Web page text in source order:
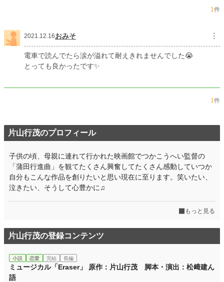
24h.ポイント 0 pt
36,545
更新日時 2023.02.07 08:01
初回公開日時 2021.12.16 08:22
年間ポイント 28 pt (170,374 位)
累計ポイント 2,140 pt (162,659 位)
1件
2021.12.16おみそ ︙
電車で読んでたら涙が溢れて耐えきれませんでした😭
とっても良かったです✨
1件
片山行茂のプロフィール
子供の頃、母親に連れて行かれた映画館でつかこうへい監督の
「蒲田行進曲」を観てたくさん興奮してたくさん感動していつか
自分もこんな作品を創りたいと思い現在に至ります。笑いたい、
泣きたい、そうして心豊かに♫
もっと見る
片山行茂の登録コンテンツ
小説 恋愛 完結 長編
ミュージカル「Eraser」 原作：片山行茂 脚本・演出：松﨑建ん
語